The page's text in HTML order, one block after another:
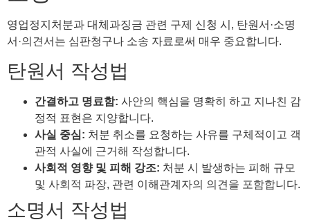
영업정지처분과 대체과징금 관련 구제 신청 시, 탄원서·소명
서·의견서는 심판청구나 소송 자료로써 매우 중요합니다.
탄원서 작성법
간결하고 명료함: 사안의 핵심을 명확히 하고 지나친 감
정적 표현은 지양합니다.
사실 중심: 처분 취소를 요청하는 사유를 구체적이고 객
관적 사실에 근거해 작성합니다.
사회적 영향 및 피해 강조: 처분 시 발생하는 피해 규모
및 사회적 파장, 관련 이해관계자의 의견을 포함합니다.
소명서 작성법